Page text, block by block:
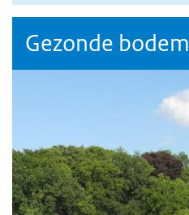
Gezonde bodem